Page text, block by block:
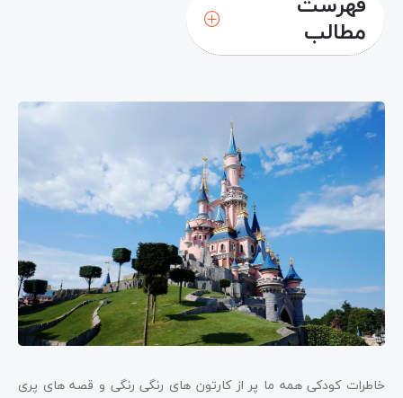
مطالب
خاطرات کودکی همه ما پر از کارتون های رنگی رنگی و قصه های پری